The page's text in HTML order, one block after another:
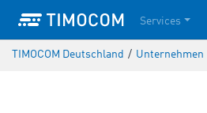
Services
TIMOCOM Deutschland / Unternehmen